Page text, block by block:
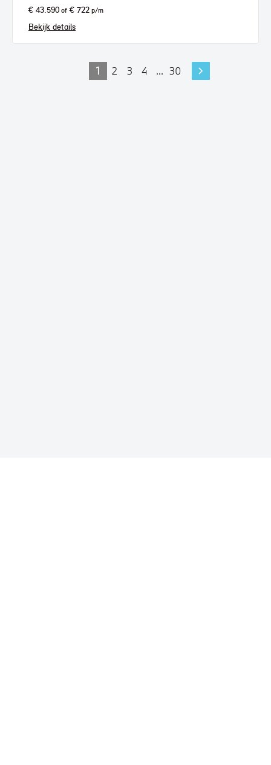
€ 43.590 of € 722 p/m
Bekijk details
1 2 3 4 ... 30